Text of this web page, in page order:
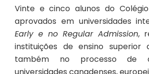
Vinte e cinco alunos do
aprovados em universidades
Early e no Regular Admission,
instituições de ensino superior
também no processo de
universidades canadenses,